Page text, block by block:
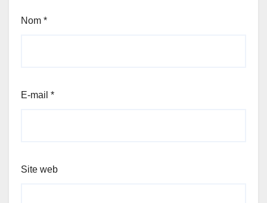
Nom *
E-mail *
Site web